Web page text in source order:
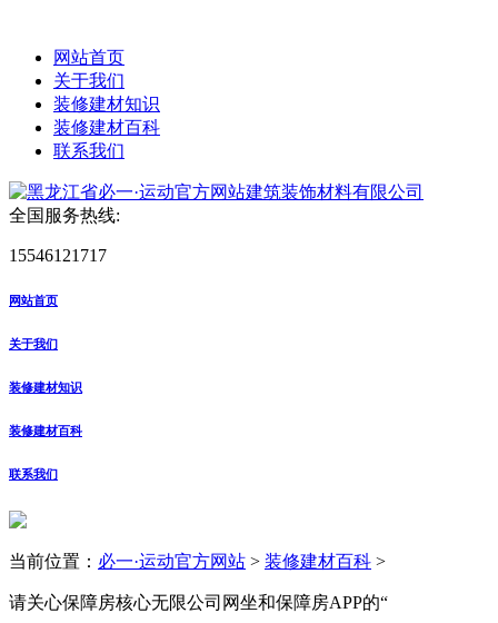
网站首页
关于我们
装修建材知识
装修建材百科
联系我们
全国服务热线:
15546121717
网站首页
关于我们
装修建材知识
装修建材百科
联系我们
当前位置： 必一·运动官方网站 > 装修建材百科 >
请关心保障房核心无限公司网坐和保障房APP的“